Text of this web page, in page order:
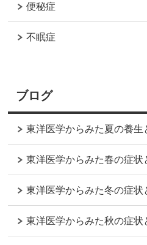
便秘症
不眠症
ブログ
東洋医学からみた夏の養生
東洋医学からみた春の症状
東洋医学からみた冬の症状
東洋医学からみた秋の症状